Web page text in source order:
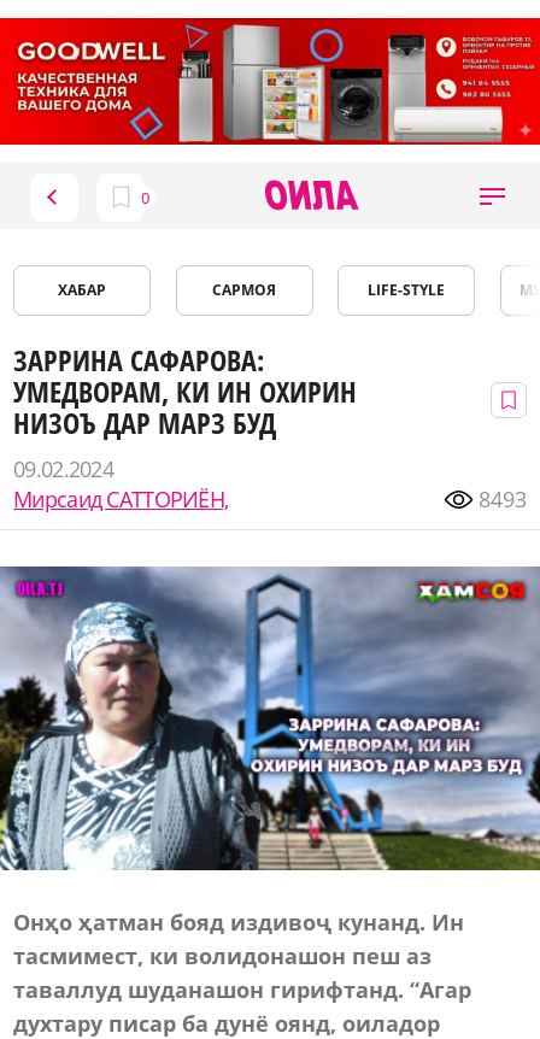
ХАБАР САРМОЯ LIFE-STYLE
ЗАРРИНА САФАРОВА:
УМЕДВОРАМ, КИ ИН ОХИРИН
НИЗОЪ ДАР МАРЗ БУД
09.02.2024
Мирсаид САТТОРИЁН,
8493
Онҳо ҳатман бояд издивоҷ кунанд. Ин
тасмимест, ки волидонашон пеш аз
таваллуд шуданашон гирифтанд. “Агар
духтару писар ба дунё оянд, оиладор